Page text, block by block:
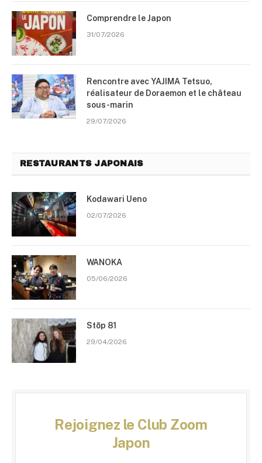
Comprendre le Japon
31/07/2026
Rencontre avec YAJIMA Tetsuo,
réalisateur de Doraemon et le château
sous-marin
29/07/2026
RESTAURANTS JAPONAIS
Kodawari Ueno
02/07/2026
WANOKA
05/06/2026
Stōp 81
29/04/2026
Rejoignez le Club Zoom
Japon